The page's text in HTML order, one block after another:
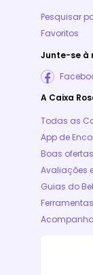
Pesquisar
Favoritos
Junte-se à
A Caixa
Todas as
App de
Boas ofertas
Avaliações
Guias do